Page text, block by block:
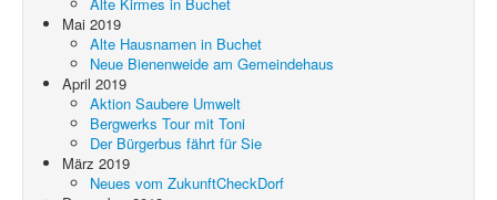
Mai 2019
Alte Hausnamen in Buchet
Neue Bienenweide am Gemeindehaus
April 2019
Aktion Saubere Umwelt
Bergwerks Tour mit Toni
Der Bürgerbus fährt für Sie
März 2019
Neues vom ZukunftCheckDorf